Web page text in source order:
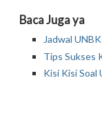
Baca Juga ya
Jadwal
Tips Sukses
Kisi Kisi Soal